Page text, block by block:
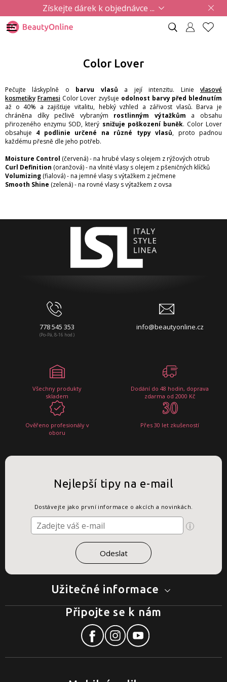
Získejte dárek k objednávce ...
Color Lover
Pečujte láskyplně o barvu vlasů a její intenzitu. Linievlasové
kosmetiky FramesiColor Lover zvyšuje odolnost barvy před blednutím
až o 40% a zajišťuje vitalitu, hebký vzhled a zářivost vlasů. Barva je
chráněna díky pečlivě vybraným rostlinným výtažkům a obsahu
přirozeného enzymu SOD, který snižuje poškození buněk. Color Lover
obsahuje 4 podlinie určené na různé typy vlasů, proto padnou
každému přesně dle jeho potřeb.
Moisture Control (červená) - na hrubé vlasy s olejem z rýžových otrub
Curl Definition (oranžová) - na vlnité vlasy s olejem z pšeničných klíčků
Volumizing (fialová) - na jemné vlasy s výtažkem z ječmene
Smooth Shine (zelená) - na rovné vlasy s výtažkem z ovsa
778 545 353
(Po-Pá, 8-16 hod.)
info@beautyonline.cz
Všechny produkty
skladem
Dodání do 48 hodin, doprava
zdarma od 2000 Kč
Ověřeno profesionály v
oboru
Přes 30 let zkušeností
Užitečné informace
Nejlepší tipy na e-mail
Dostávejte jako první informace o akcích a novinkách.
Připojte se k nám